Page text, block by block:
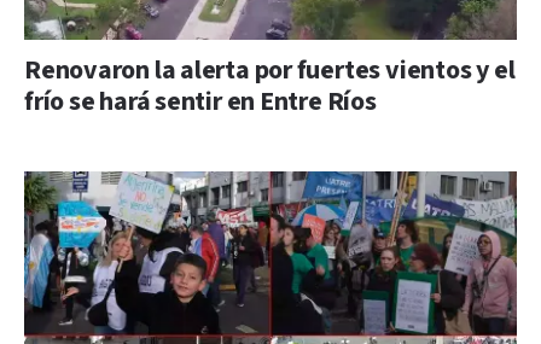
Renovaron la alerta por fuertes vientos y el
frío se hará sentir en Entre Ríos